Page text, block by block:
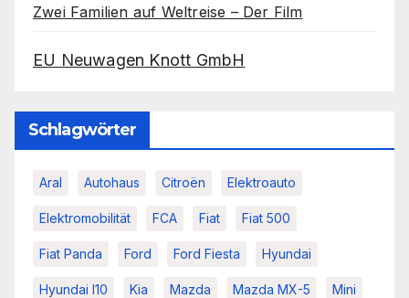
Zwei Familien auf Weltreise – Der Film
EU Neuwagen Knott GmbH
Schlagwörter
Aral Autohaus Citroën Elektroauto
Elektromobilität FCA Fiat Fiat 500
Fiat Panda Ford Ford Fiesta Hyundai
Hyundai I10 Kia Mazda Mazda MX-5 Mini